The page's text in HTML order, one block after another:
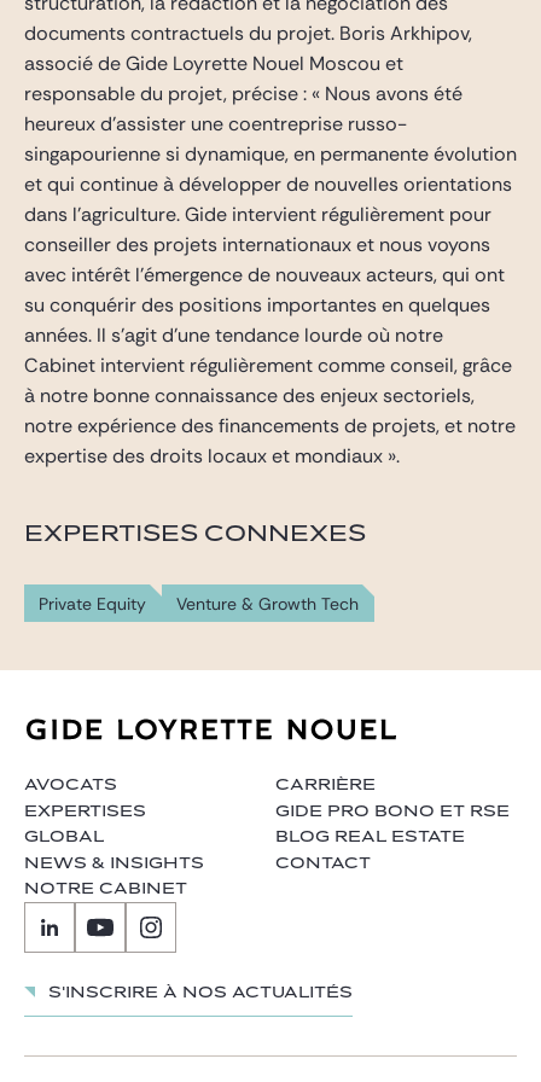
documents contractuels du projet. Boris Arkhipov,
associé de Gide Loyrette Nouel Moscou et
responsable du projet, précise : « Nous avons été
heureux d’assister une coentreprise russo-
singapourienne si dynamique, en permanente évolution
et qui continue à développer de nouvelles orientations
dans l’agriculture. Gide intervient régulièrement pour
conseiller des projets internationaux et nous voyons
avec intérêt l’émergence de nouveaux acteurs, qui ont
su conquérir des positions importantes en quelques
années. Il s’agit d’une tendance lourde où notre
Cabinet intervient régulièrement comme conseil, grâce
à notre bonne connaissance des enjeux sectoriels,
notre expérience des financements de projets, et notre
expertise des droits locaux et mondiaux ».
EXPERTISES CONNEXES
Private Equity Venture & Growth Tech
AVOCATS
EXPERTISES
GLOBAL
NEWS & INSIGHTS
NOTRE CABINET
CARRIÈRE
GIDE PRO BONO ET RSE
BLOG REAL ESTATE
CONTACT
S'inscrire à nos actualités